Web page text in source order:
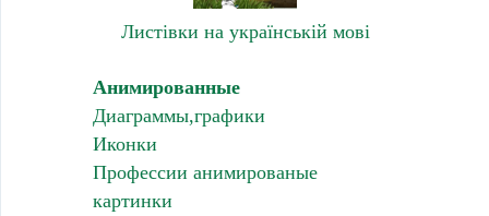
Листівки на українській мові
Анимированные
Диаграммы,графики
Иконки
Профессии анимированые
картинки